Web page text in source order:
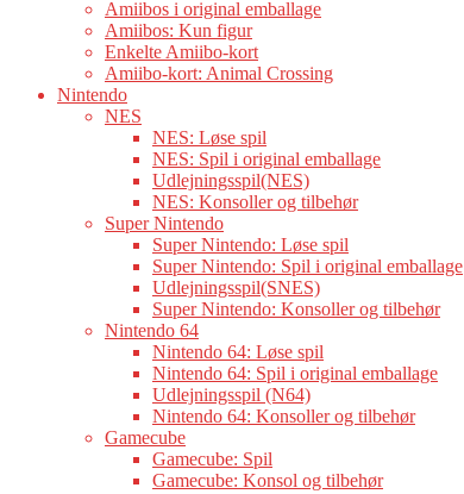
Amiibos i original emballage
Amiibos: Kun figur
Enkelte Amiibo-kort
Amiibo-kort: Animal Crossing
Nintendo
NES
NES: Løse spil
NES: Spil i original emballage
Udlejningsspil(NES)
NES: Konsoller og tilbehør
Super Nintendo
Super Nintendo: Løse spil
Super Nintendo: Spil i original emballage
Udlejningsspil(SNES)
Super Nintendo: Konsoller og tilbehør
Nintendo 64
Nintendo 64: Løse spil
Nintendo 64: Spil i original emballage
Udlejningsspil (N64)
Nintendo 64: Konsoller og tilbehør
Gamecube
Gamecube: Spil
Gamecube: Konsol og tilbehør